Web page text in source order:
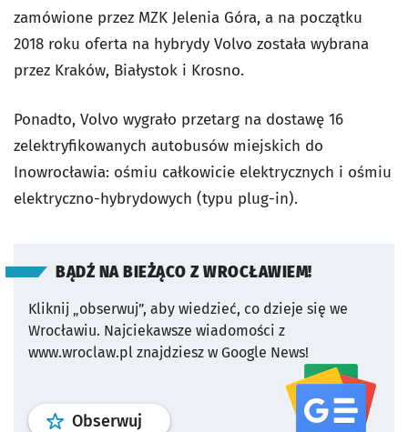
zamówione przez MZK Jelenia Góra, a na początku
2018 roku oferta na hybrydy Volvo została wybrana
przez Kraków, Białystok i Krosno.
Ponadto, Volvo wygrało przetarg na dostawę 16
zelektryfikowanych autobusów miejskich do
Inowrocławia: ośmiu całkowicie elektrycznych i ośmiu
elektryczno-hybrydowych (typu plug-in).
BĄDŹ NA BIEŻĄCO Z WROCŁAWIEM!
Kliknij „obserwuj”, aby wiedzieć, co dzieje się we
Wrocławiu. Najciekawsze wiadomości z
www.wroclaw.pl znajdziesz w Google News!
Obserwuj profil serwisu